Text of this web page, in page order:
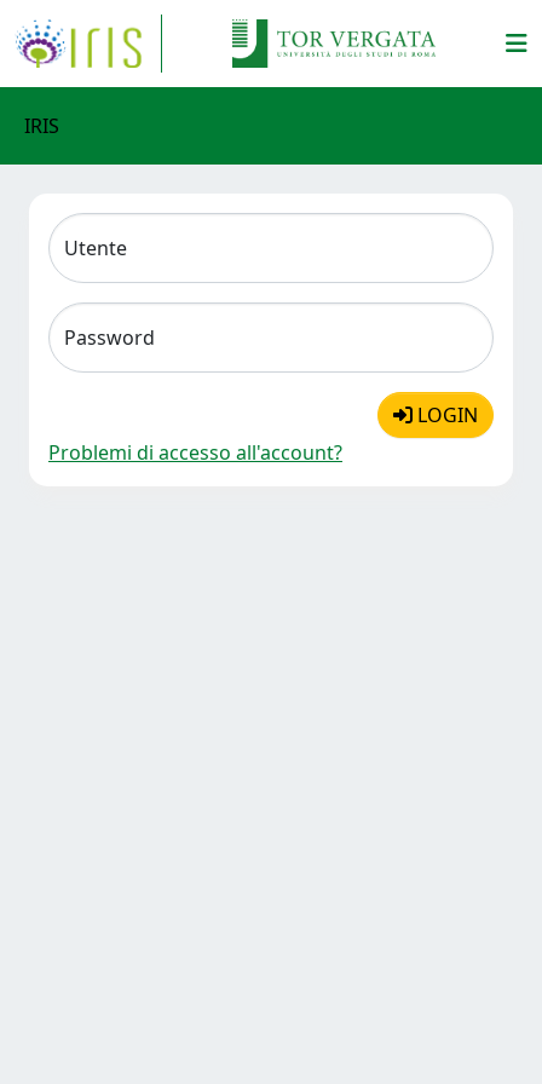
IRIS
Utente
Password
LOGIN
Problemi di accesso all'account?